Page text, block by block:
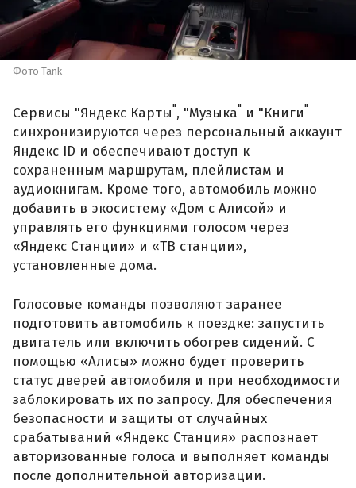
Фото Tank
Сервисы "Яндекс Карты", "Музыка" и "Книги"
синхронизируются через персональный аккаунт
Яндекс ID и обеспечивают доступ к
сохраненным маршрутам, плейлистам и
аудиокнигам. Кроме того, автомобиль можно
добавить в экосистему «Дом с Алисой» и
управлять его функциями голосом через
«Яндекс Станции» и «ТВ станции»,
установленные дома.
Голосовые команды позволяют заранее
подготовить автомобиль к поездке: запустить
двигатель или включить обогрев сидений. С
помощью «Алисы» можно будет проверить
статус дверей автомобиля и при необходимости
заблокировать их по запросу. Для обеспечения
безопасности и защиты от случайных
срабатываний «Яндекс Станция» распознает
авторизованные голоса и выполняет команды
после дополнительной авторизации.